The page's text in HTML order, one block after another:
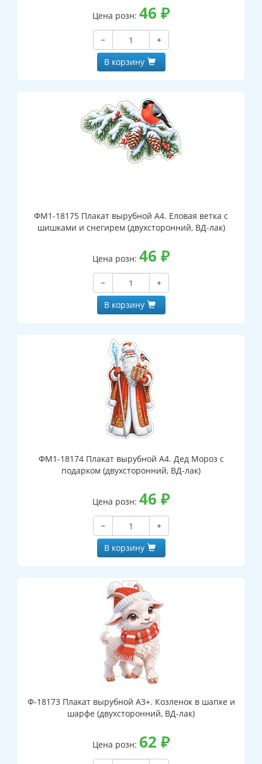
Цена розн: 46 ₽
−
+
В корзину
ФМ1-18175 Плакат вырубной А4. Еловая ветка с
шишками и снегирем (двухсторонний, ВД-лак)
Цена розн: 46 ₽
−
+
В корзину
ФМ1-18174 Плакат вырубной А4. Дед Мороз с
подарком (двухсторонний, ВД-лак)
Цена розн: 46 ₽
−
+
В корзину
Ф-18173 Плакат вырубной А3+. Козленок в шапке и
шарфе (двухсторонний, ВД-лак)
Цена розн: 62 ₽